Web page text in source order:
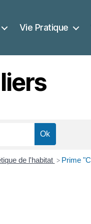
Vie Pratique
de l'habitat > Prime